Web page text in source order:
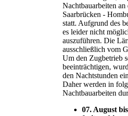
Nachtbauarbeiten
Saarbrücken -
statt. Aufgrund des
es leider nicht
auszuführen. Die
ausschließlich vom
Um den Zugbetrieb
beeinträchtigen,
den Nachtstunden
Daher werden in
Nachtbauarbeiten
07. August